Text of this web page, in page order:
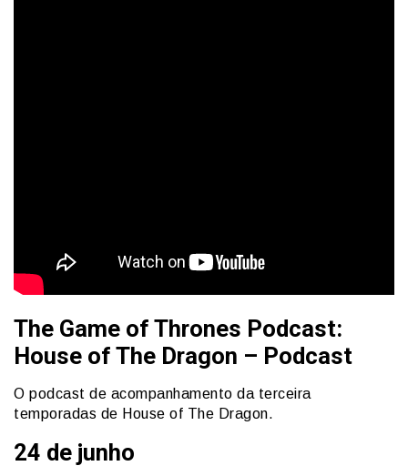
The Game of Thrones Podcast:
House of The Dragon – Podcast
O podcast de acompanhamento da terceira
temporadas de House of The Dragon.
24 de junho